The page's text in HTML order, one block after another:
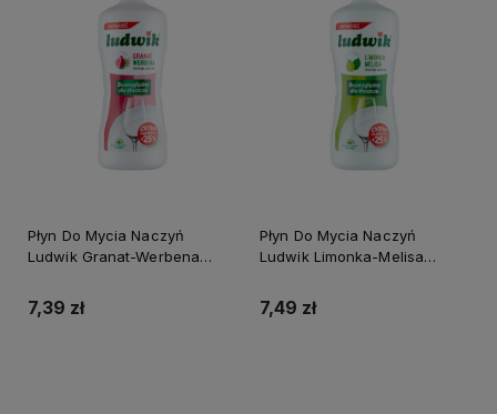
Płyn Do Mycia Naczyń
Ludwik Granat-Werbena
7,39 zł
Płyn Do Mycia Naczyń
Ludwik Limonka-Melisa
7,49 zł